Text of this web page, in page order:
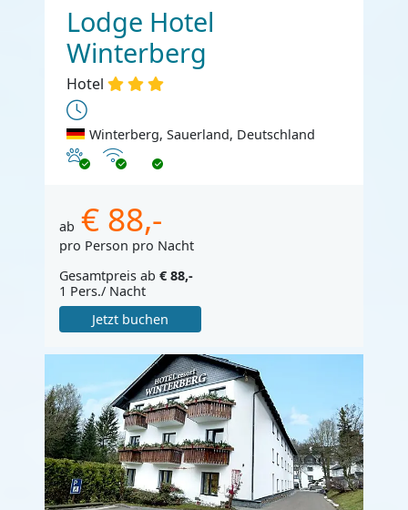
Lodge Hotel
Winterberg
Hotel
Winterberg, Sauerland, Deutschland
Haustiere erlaubt
Internet
ab € 88,-
pro Person pro Nacht
Gesamtpreis ab € 88,-
1 Pers./ Nacht
Jetzt buchen